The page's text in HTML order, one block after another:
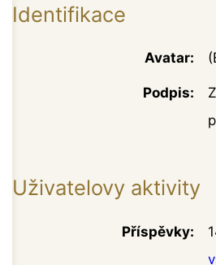
Identifikace
Avatar:
Podpis:
Uživatelovy aktivity
Příspěvky: